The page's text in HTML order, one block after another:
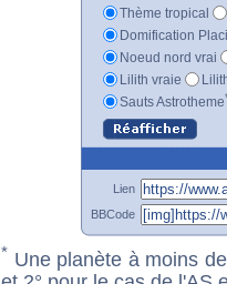
Thème tropical
Domification
Noeud nord vrai
Lilith vraie
Sauts Astrotheme
Lien
BBCode
* Une planète à moins